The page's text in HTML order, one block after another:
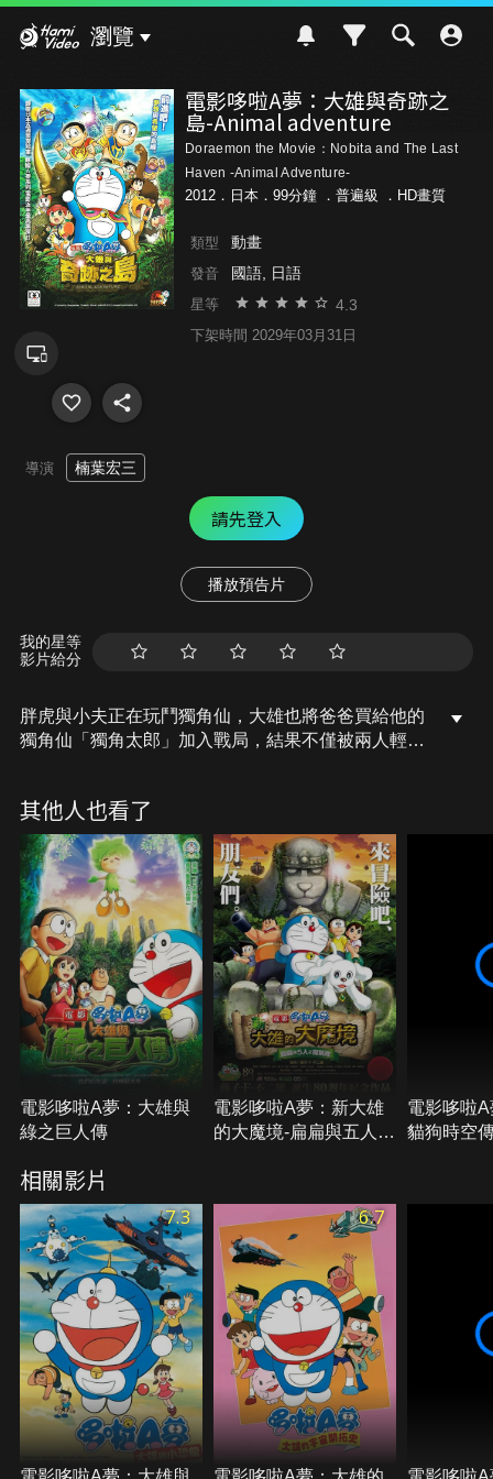
瀏覽
電影哆啦A夢：大雄與奇跡之
島-Animal adventure
Doraemon the Movie：Nobita and The Last
Haven -Animal Adventure-
2012．日本．99分鐘 ． 普遍級 ．HD畫質
類型 動畫
發音 國語, 日語
星等 4.3
下架時間 2029年03月31日
導演 楠葉宏三
請先登入
播放預告片
我的星等
影片給分
胖虎與小夫正在玩鬥獨角仙，大雄也將爸爸買給他的
獨角仙「獨角太郎」加入戰局，結果不僅被兩人輕鬆
「時光膠」卻不小心將絕種的巨大鳥類「莫亞」給抓
了回來。哆啦A夢和大雄為了不讓牠絕種，於是將不
小心抓回來的莫亞帶到專門收容絕種動物的「貝雷加
蒙島」。穿越時空到達貝雷加蒙島叢林深處的哆啦A
夢與大雄，在此遇到住在叢林裡的洛克洛族及兒時的
大助（大雄的爸爸）。哆啦A夢一行人和洛克洛族長
老的孫女「可洛」成為好朋友，並且在這個充滿嘟嘟
鳥等絕種動物的神秘島嶼上展開探險之旅。
其他人也看了
電影哆啦A夢：大雄與
綠之巨人傳
電影哆啦A夢：新大雄
的大魔境-扁扁與五人之
電影哆啦
貓狗時空
相關影片
7.3 6.7